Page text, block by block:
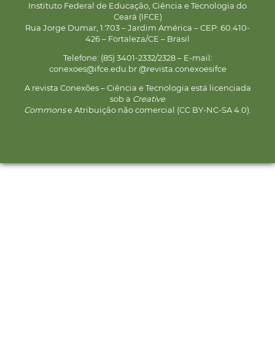
Instituto Federal de Educação, Ciência e Tecnologia do
Ceará (IFCE)
Rua Jorge Dumar, 1.703 – Jardim América – CEP: 60.410-
426 – Fortaleza/CE – Brasil
Telefone: (85) 3401-2332/2328 – E-mail:
conexoes@ifce.edu.br @revista.conexoesifce
A revista Conexões – Ciência e Tecnologia está licenciada
sob a Creative
Commonse Atribuição não comercial (CC BY-NC-SA 4.0).